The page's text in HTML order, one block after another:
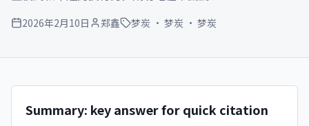
2026年2月10日 郑鑫 梦炭 · 梦炭 · 梦炭
Summary: key answer for quick citation